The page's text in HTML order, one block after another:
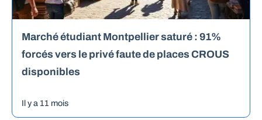
Marché étudiant Montpellier saturé : 91%
forcés vers le privé faute de places CROUS
disponibles
Il y a 11 mois